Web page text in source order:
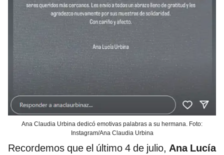
Ana Claudia Urbina dedicó emotivas palabras a su hermana. Foto:
Instagram/Ana Claudia Urbina
Recordemos que el último 4 de julio, Ana Lucía